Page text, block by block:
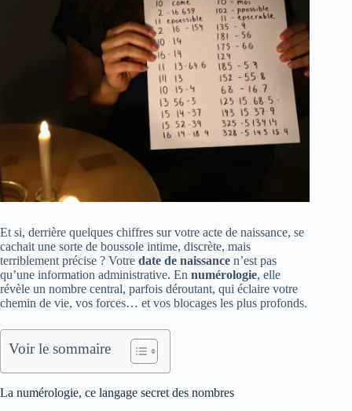
Et si, derrière quelques chiffres sur votre acte de naissance, se
cachait une sorte de boussole intime, discrète, mais
terriblement précise ? Votre date de naissance n’est pas
qu’une information administrative. En numérologie, elle
révèle un nombre central, parfois déroutant, qui éclaire votre
chemin de vie, vos forces… et vos blocages les plus profonds.
Voir le sommaire
La numérologie, ce langage secret des nombres